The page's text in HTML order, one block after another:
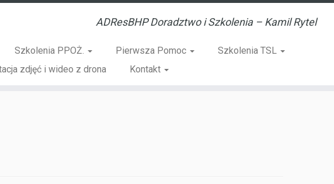
ADResBHP Doradztwo i Szkolenia – Kamil Rytel
Szkolenia PPOŻ. Pierwsza Pomoc
Szkolenia TSL
zdjęć i wideo z drona Kontakt